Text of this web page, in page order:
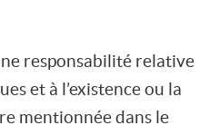
responsabilité relative
et à l’existence ou la
mentionnée dans le